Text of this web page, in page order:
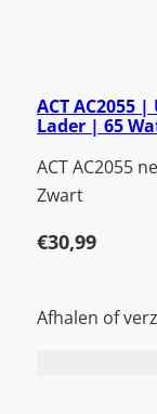
ACT AC2055
Lader | 65
ACT AC2055
Zwart
€30,99
Afhalen of